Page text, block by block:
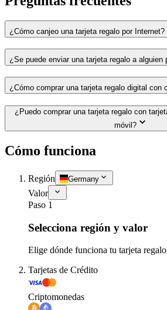
¿Cómo canjeo una tarjeta regalo por Internet?
¿Se puede enviar una tarjeta regalo a alguien
¿Cómo comprar una tarjeta regalo digital con
¿Puedo comprar una tarjeta regalo con
móvil?
Cómo funciona
Región Germany
Valor
Paso 1
Selecciona región y valor
Elige dónde funciona tu tarjeta
Tarjetas de Crédito
Criptomonedas